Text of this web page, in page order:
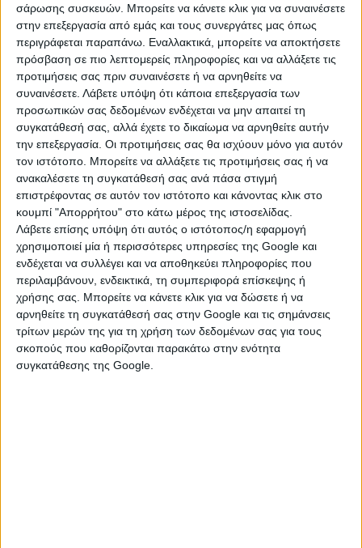
σάρωσης συσκευών. Μπορείτε να κάνετε κλικ για να συναινέσετε
στην επεξεργασία από εμάς και τους συνεργάτες μας όπως
περιγράφεται παραπάνω. Εναλλακτικά, μπορείτε να αποκτήσετε
πρόσβαση σε πιο λεπτομερείς πληροφορίες και να αλλάξετε τις
προτιμήσεις σας πριν συναινέσετε ή να αρνηθείτε να
συναινέσετε. Λάβετε υπόψη ότι κάποια επεξεργασία των
προσωπικών σας δεδομένων ενδέχεται να μην απαιτεί τη
συγκατάθεσή σας, αλλά έχετε το δικαίωμα να αρνηθείτε αυτήν
την επεξεργασία. Οι προτιμήσεις σας θα ισχύουν μόνο για αυτόν
τον ιστότοπο. Μπορείτε να αλλάξετε τις προτιμήσεις σας ή να
ανακαλέσετε τη συγκατάθεσή σας ανά πάσα στιγμή
επιστρέφοντας σε αυτόν τον ιστότοπο και κάνοντας κλικ στο
κουμπί "Απορρήτου" στο κάτω μέρος της ιστοσελίδας.
Λάβετε επίσης υπόψη ότι αυτός ο ιστότοπος/η εφαρμογή
χρησιμοποιεί μία ή περισσότερες υπηρεσίες της Google και
ενδέχεται να συλλέγει και να αποθηκεύει πληροφορίες που
περιλαμβάνουν, ενδεικτικά, τη συμπεριφορά επίσκεψης ή
χρήσης σας. Μπορείτε να κάνετε κλικ για να δώσετε ή να
αρνηθείτε τη συγκατάθεσή σας στην Google και τις σημάνσεις
τρίτων μερών της για τη χρήση των δεδομένων σας για τους
σκοπούς που καθορίζονται παρακάτω στην ενότητα
συγκατάθεσης της Google.
Θα παρουσιαστεί το
ποιητικό έργο τουΑργύρη Σταυρόπουλουκαι οι
ποιητικές συλλογές του:
«Αυτοεξόριστος εντός μου» από τη φιλόλογο- συγγραφέα
Χαρά Νικολακοπούλου
«Οι τύψεις της θάλασσας»από τη φιλόλογο Πέπη
Γαβαλά(διευθύντρια των ΓΑΚ)
Η εκδήλωση θα πλαισιωθεί με έντεχνο μουσικό
πρόγραμμα από τους: Νίκο Ανδρουλάκη (κρητική
λύρα, ερμηνεία τραγουδιών), Ηλία Καππάκο (λαούτο
και κιθάρα), Σπύρο Καππάκο (ακορντεόν) και Γιώργο
Ζήτσα (μπουζούκι).
[Είσοδος με πιστοποιητικό εμβολιασμού ή νόσησης. Η
χρήση μάσκας υποχρεωτική σε όλους τους χώρους]